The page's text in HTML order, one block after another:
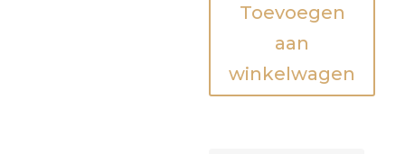
aantal
Toevoegen
aan
winkelwagen